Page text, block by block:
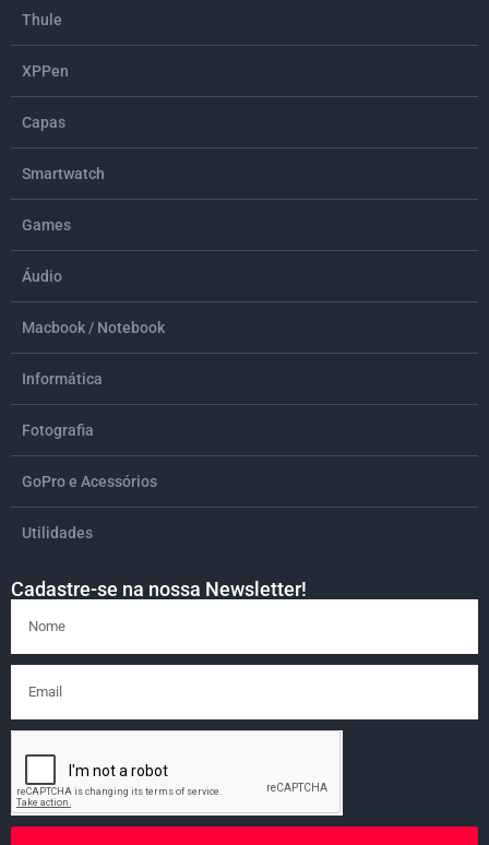
Thule
XPPen
Capas
Smartwatch
Games
Áudio
Macbook / Notebook
Informática
Fotografia
GoPro e Acessórios
Utilidades
Cadastre-se na nossa Newsletter!